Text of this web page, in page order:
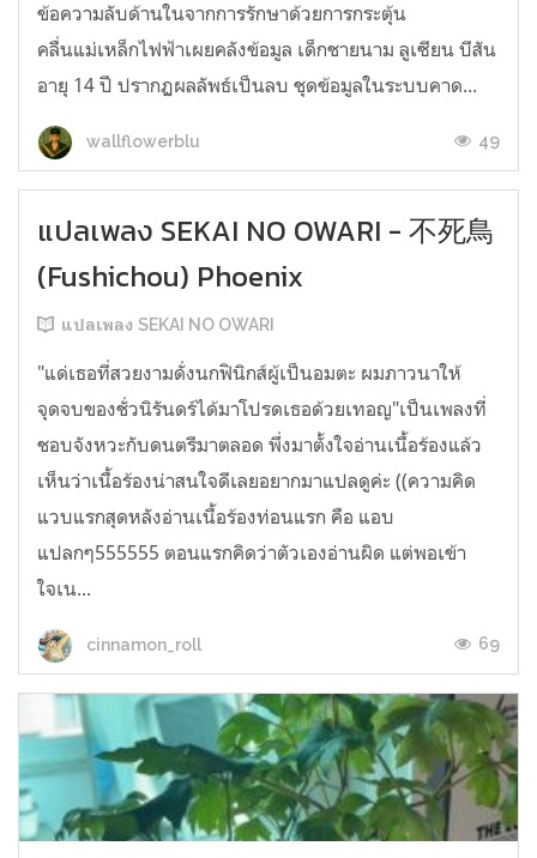
ข้อความลับด้านในจากการรักษาด้วยการกระตุ้น
คลื่นแม่เหล็กไฟฟ้าเผยคลังข้อมูล เด็กชายนาม ลูเซียน บีสัน
อายุ 14 ปี ปรากฏผลลัพธ์เป็นลบ ชุดข้อมูลในระบบคาด...
wallflowerblu 49
แปลเพลง SEKAI NO OWARI - 不死鳥
(Fushichou) Phoenix
แปลเพลง SEKAI NO OWARI
"แด่เธอที่สวยงามดั่งนกฟินิกส์ผู้เป็นอมตะ ผมภาวนาให้
จุดจบของชั่วนิรันดร์ได้มาโปรดเธอด้วยเทอญ"เป็นเพลงที่
ชอบจังหวะกับดนตรีมาตลอด พึ่งมาตั้งใจอ่านเนื้อร้องแล้ว
เห็นว่าเนื้อร้องน่าสนใจดีเลยอยากมาแปลดูค่ะ ((ความคิด
แวบแรกสุดหลังอ่านเนื้อร้องท่อนแรก คือ แอบ
แปลกๆ555555 ตอนแรกคิดว่าตัวเองอ่านผิด แต่พอเข้า
ใจเน...
cinnamon_roll 69